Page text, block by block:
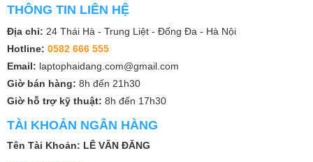
THÔNG TIN LIÊN HỆ
Địa chỉ: 24 Thái Hà - Trung Liệt - Đống Đa - Hà Nội
Hotline: 0582 666 555
Email: laptophaidang.com@gmail.com
Giờ bán hàng: 8h đến 21h30
Giờ hỗ trợ kỹ thuật: 8h đến 17h30
TÀI KHOẢN NGÂN HÀNG
Tên Tài Khoản: LÊ VĂN ĐĂNG